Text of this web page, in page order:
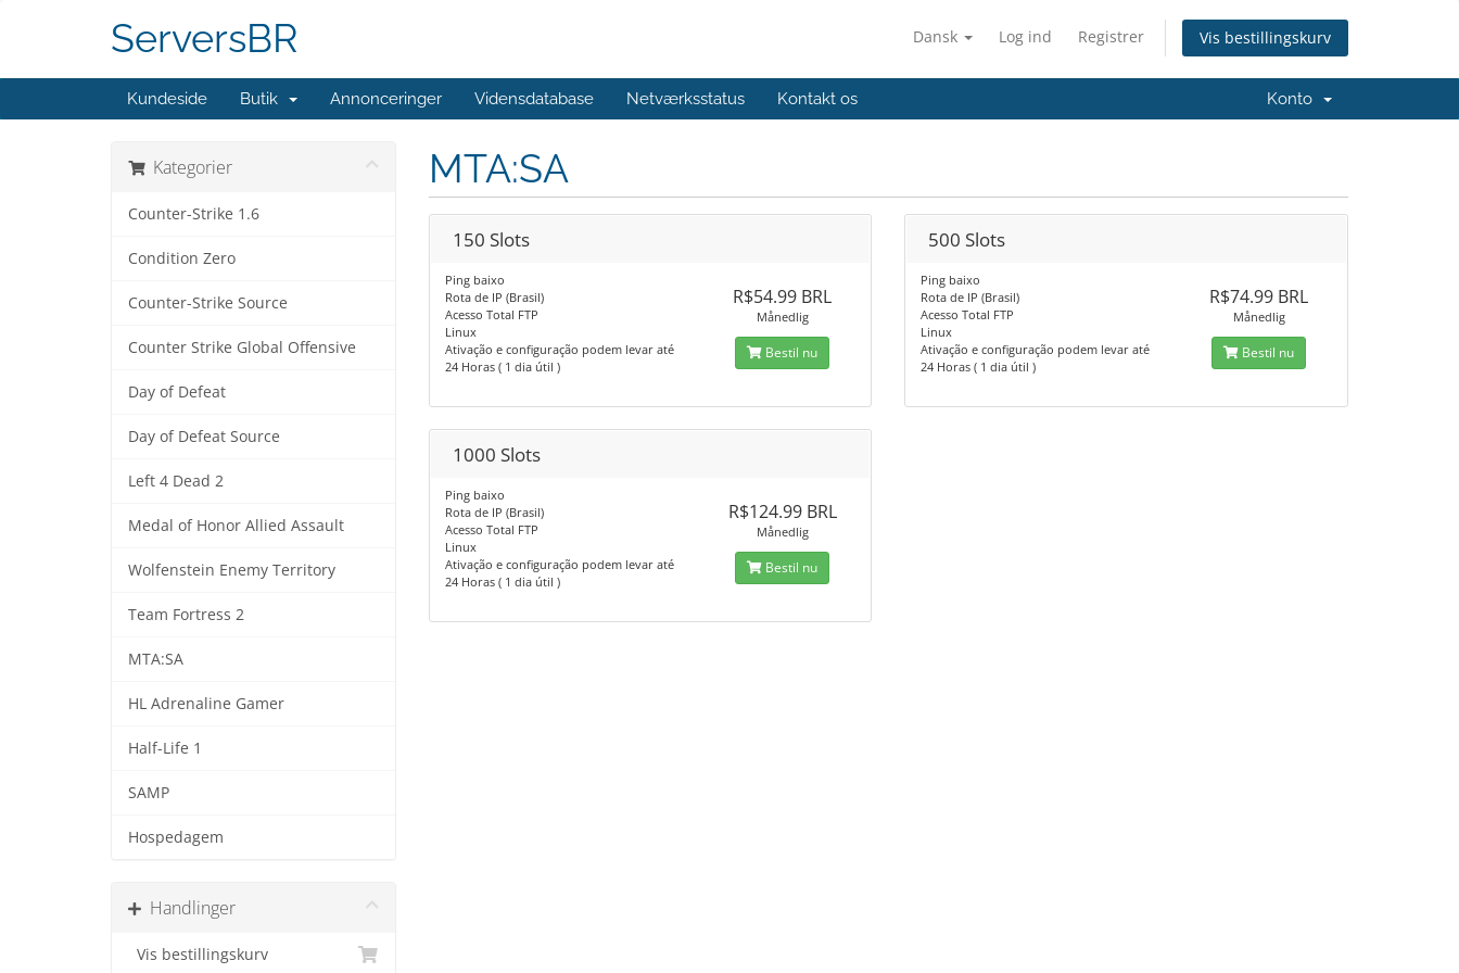
Dansk Log ind Registrer Vis bestillingskurv
ServersBR
Kundeside Butik Annonceringer Vidensdatabase Netværksstatus Kontakt os Konto
Kategorier
Counter-Strike 1.6
Condition Zero
Counter-Strike Source
Counter Strike Global Offensive
Day of Defeat
Day of Defeat Source
Left 4 Dead 2
Medal of Honor Allied Assault
Wolfenstein Enemy Territory
Team Fortress 2
MTA:SA
HL Adrenaline Gamer
Half-Life 1
SAMP
Hospedagem
Handlinger
Vis bestillingskurv
MTA:SA
150 Slots
Ping baixo
Rota de IP (Brasil)
Acesso Total FTP
Linux
Ativação e configuração podem levar até
24 Horas ( 1 dia útil )
R$54.99 BRL
Månedlig
Bestil nu
500 Slots
Ping baixo
Rota de IP (Brasil)
Acesso Total FTP
Linux
Ativação e configuração podem levar até
24 Horas ( 1 dia útil )
R$74.99 BRL
Månedlig
Bestil nu
1000 Slots
Ping baixo
Rota de IP (Brasil)
Acesso Total FTP
Linux
Ativação e configuração podem levar até
24 Horas ( 1 dia útil )
R$124.99 BRL
Månedlig
Bestil nu